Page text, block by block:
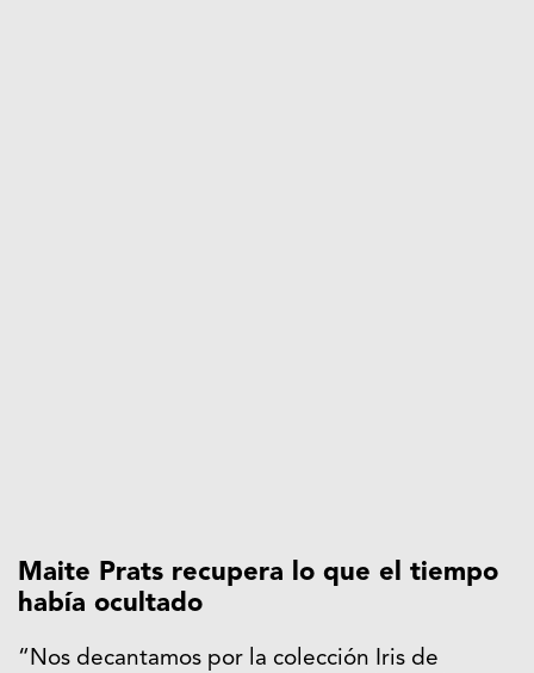
Maite Prats recupera lo que el tiempo
había ocultado
“Nos decantamos por la colección Iris de